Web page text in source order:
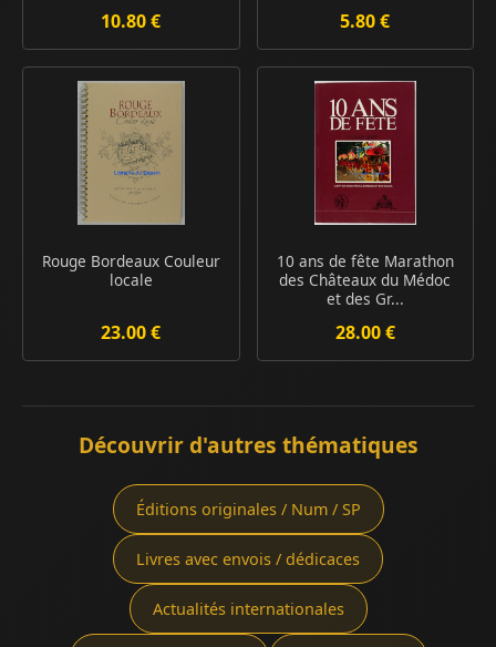
10.80 € 5.80 €
Rouge Bordeaux Couleur
locale
23.00 €
10 ans de fête Marathon
des Châteaux du Médoc
et des Gr...
28.00 €
Découvrir d'autres thématiques
Éditions originales / Num / SP
Livres avec envois / dédicaces
Actualités internationales